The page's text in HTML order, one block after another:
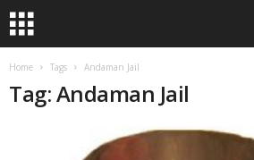
Home Tags Andaman Jail
Tag: Andaman Jail